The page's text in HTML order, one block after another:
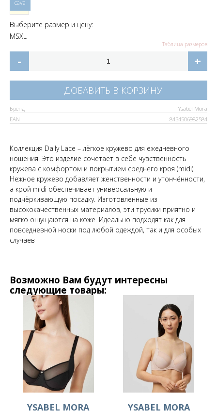
Выберите размер и цену:
MSXL
Таблица размеров
- +
ДОБАВИТЬ В КОРЗИНУ
Бренд
Ysabel Mora
EAN
8434506982584
Коллекция Daily Lace – лёгкое кружево для ежедневного
ношения. Это изделие сочетает в себе чувственность
кружева с комфортом и покрытием среднего кроя (midi).
Нежное кружево добавляет женственности и утончённости,
а крой midi обеспечивает универсальную и
подчёркивающую посадку. Изготовленные из
высококачественных материалов, эти трусики приятно и
мягко ощущаются на коже. Идеально подходят как для
повседневной носки под любой одеждой, так и для особых
случаев
Возможно Вам будут интересны
следующие товары:
YSABEL MORA
YSABEL MORA